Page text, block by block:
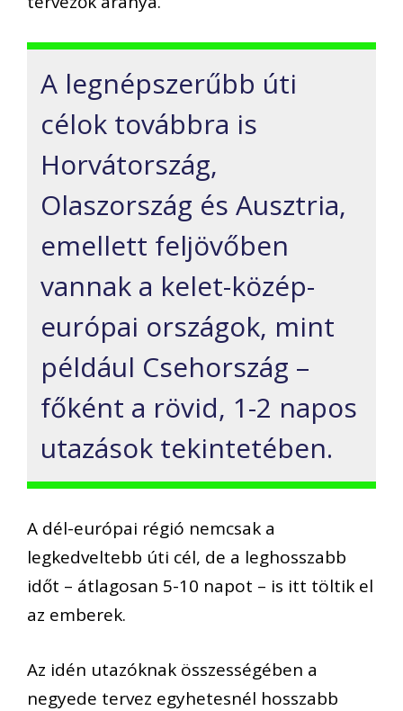
A legnépszerűbb úti
célok továbbra is
Horvátország,
Olaszország és Ausztria,
emellett feljövőben
vannak a kelet-közép-
európai országok, mint
például Csehország –
főként a rövid, 1-2 napos
utazások tekintetében.
A dél-európai régió nemcsak a
legkedveltebb úti cél, de a leghosszabb
időt – átlagosan 5-10 napot – is itt töltik el
az emberek.
Az idén utazóknak összességében a
negyede tervez egyhetesnél hosszabb